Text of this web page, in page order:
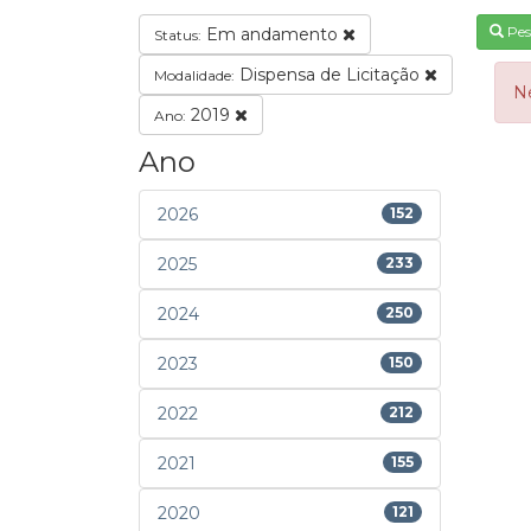
Status: Em andamento
Modalidade: Dispensa de Licitação
Ano: 2019
Ano
2026 152
2025 233
2024 250
2023 150
2022 212
2021 155
2020 121